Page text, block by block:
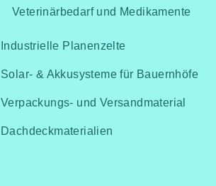
Veterinärbedarf und Medikamente
Industrielle Planenzelte
Solar- & Akkusysteme für Bauernhöfe
Verpackungs- und Versandmaterial
Dachdeckmaterialien